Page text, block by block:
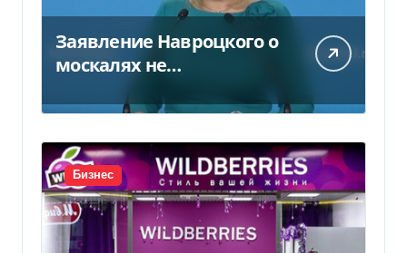
Заявление Навроцкого о
москалях не
Бизнес